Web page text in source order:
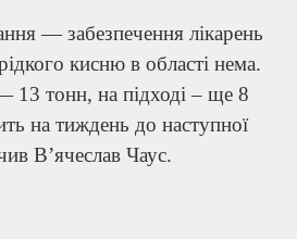
— забезпечення лікарень
кисню в області нема.
13 тонн, на підході – ще 8
на тиждень до наступної
В’ячеслав Чаус.